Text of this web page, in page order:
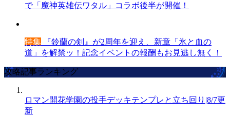
で「魔神英雄伝ワタル」コラボ後半が開催！
特集 『鈴蘭の剣』が2周年を迎え、新章「氷と血の
道」を解禁ッ！記念イベントの報酬もお見逃し無く！
攻略記事ランキング
ロマン開花学園の投手デッキテンプレと立ち回り|8/7更
新